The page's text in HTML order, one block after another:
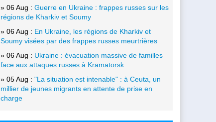
» 06 Aug : Guerre en Ukraine : frappes russes sur les
régions de Kharkiv et Soumy
» 06 Aug : En Ukraine, les régions de Kharkiv et
Soumy visées par des frappes russes meurtrières
» 06 Aug : Ukraine : évacuation massive de familles
face aux attaques russes à Kramatorsk
» 05 Aug : "La situation est intenable" : à Ceuta, un
millier de jeunes migrants en attente de prise en
charge